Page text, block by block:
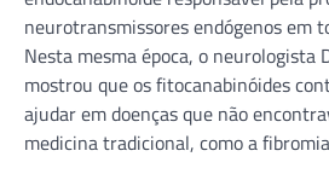
neurotransmissores endógenos em
Nesta mesma época, o neurologista
mostrou que os fitocanabinóides
ajudar em doenças que não
medicina tradicional, como a